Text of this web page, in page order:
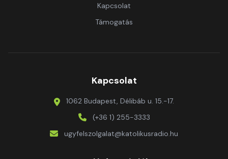
Kapcsolat
Támogatás
Kapcsolat
1062 Budapest, Délibáb u. 15.-17.
(+36 1) 255-3333
ugyfelszolgalat@katolikusradio.hu